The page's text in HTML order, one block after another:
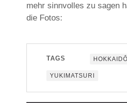
mehr sinnvolles zu sagen
die Fotos:
TAGS HOKKAIDÔ
YUKIMATSURI